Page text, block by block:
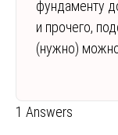
фундаменту
и прочего,
(нужно)
1 Answers